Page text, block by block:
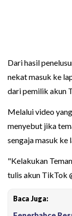
Dari hasil
nekat masuk ke
dari pemilik akun
Melalui video
menyebut jika
sengaja masuk ke
"Kelakukan
tulis akun TikTok
Baca Juga: